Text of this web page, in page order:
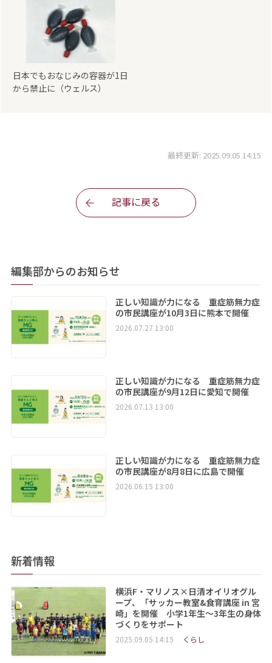
日本でもおなじみの容器が1日
から禁止に（ウェルス）
最終更新: 2025.09.05 14:15
記事に戻る
編集部からのお知らせ
正しい知識が力になる 重症筋無力症
の市民講座が10月3日に熊本で開催
2026.07.27 13:00
正しい知識が力になる 重症筋無力症
の市民講座が9月12日に愛知で開催
2026.07.13 13:00
正しい知識が力になる 重症筋無力症
の市民講座が8月8日に広島で開催
2026.06.15 13:00
新着情報
横浜F・マリノス×日清オイリオグル
ープ、「サッカー教室&食育講座 in 宮
崎」を開催 小学1年生～3年生の身体
づくりをサポート
2025.09.05 14:15 くらし